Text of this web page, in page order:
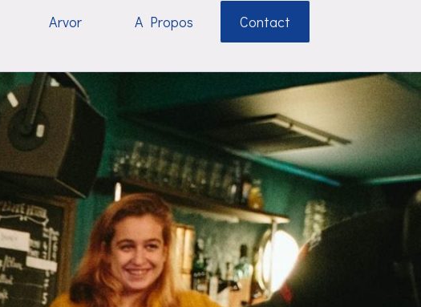
Arvor A Propos Contact